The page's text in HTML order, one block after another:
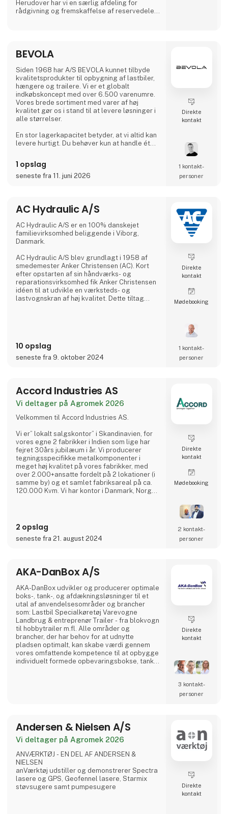
Herudover har vi en særlig afdeling for
rådgivning og fremskaffelse af reservedele
autoværksted.
BEVOLA
Siden 1968 har A/S BEVOLA kunnet tilbyde
kvalitetsprodukter til opbygning af lastbiler,
hængere og trailere. Vi er et globalt
indkøbskoncept med over 6.500 varenumre.
Vores brede sortiment med varer af høj
kvalitet gør os i stand til at levere løsninger i
alle størrelser.
En stor lagerkapacitet betyder, at vi altid kan
levere hurtigt. Du behøver kun at handle ét
Hos BEVOLA ved vi, hvor vigtigt det er, at
udstyret er i orden - og matcher behovet. Vi
materialer, der matcher kunders behov i
forhold til vægt, is
1 opslag
seneste fra 11. juni 2026
Direkte
kontakt
1 kontakt­
personer
AC Hydraulic A/S
AC Hydraulic A/S er en 100% danskejet
familievirksomhed beliggende i Viborg,
Danmark.
AC Hydraulic A/S blev grundlagt i 1958 af
smedemester Anker Christensen (AC). Kort
efter opstarten af sin håndværks- og
reparationsvirksomhed fik Anker Christensen
idéen til at udvikle en værksteds- og
lastvognskran af høj kvalitet. Dette tiltag
sortiment af løfteudstyr til autobranchen, og
produkterne afsættes i dag til hele verden. I
10 opslag
seneste fra 9. oktober 2024
Direkte
kontakt
Møde­booking
1 kontakt­
personer
Accord Industries AS
Vi deltager på Agromek 2026
Velkommen til Accord Industries AS.
Vi er” lokalt salgskontor” i Skandinavien, for
vores egne 2 fabrikker i Indien som lige har
fejret 30års jubilæum i år. Vi producerer
tegningsspecifikke metalkomponenter i
meget høj kvalitet på vores fabrikker, med
over 2.000+ansatte fordelt på 2 lokationer (i
samme by) og et samlet fabriksareal på ca.
120.000 Kvm. Vi har kontor i Danmark, Norge
Vi har et meget kosteffektivt set-up uden
fordyrende mellemled, hvor vi bruger vores
2 opslag
seneste fra 21. august 2024
Direkte
kontakt
Møde­booking
2 kontakt­
personer
AKA-DanBox A/S
AKA-DanBox udvikler og producerer optimale
boks-, tank-, og afdækningsløsninger til et
utal af anvendelsesområder og brancher
som: Lastbil Specialkøretøj Varevogne
Landbrug & entreprenør Trailer - fra blokvogn
til hobbytrailer m.fl. Alle områder og
brancher, der har behov for at udnytte
pladsen optimalt, kan skabe værdi gennem
vores omfattende kompetence til at opbygge
individuelt formede opbevaringsbokse, tanke
Direkte
kontakt
3 kontakt­
personer
Andersen & Nielsen A/S
Vi deltager på Agromek 2026
ANVÆRKTØJ - EN DEL AF ANDERSEN &
NIELSEN
anVærktøj udstiller og demonstrerer Spectra
lasere og GPS, Geofennel lasere, Starmix
støvsugere samt pumpesugere
Direkte
kontakt